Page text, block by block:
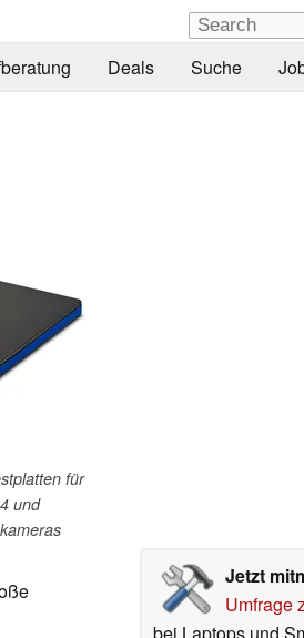
Deals Suche
für
und
Jetzt
Umfrage